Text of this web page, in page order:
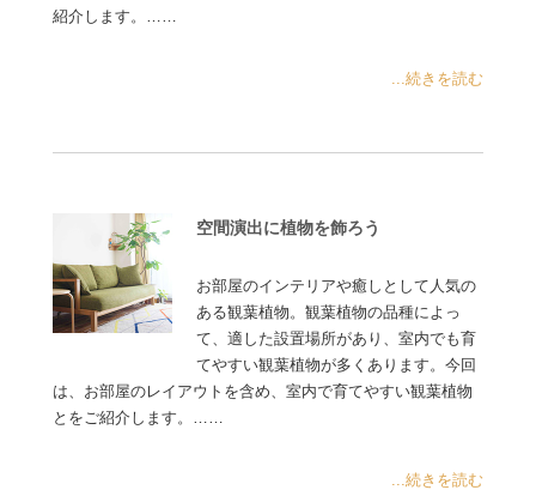
紹介します。……
...続きを読む
空間演出に植物を飾ろう
お部屋のインテリアや癒しとして人気の
ある観葉植物。観葉植物の品種によっ
て、適した設置場所があり、室内でも育
てやすい観葉植物が多くあります。今回
は、お部屋のレイアウトを含め、室内で育てやすい観葉植物
とをご紹介します。……
...続きを読む